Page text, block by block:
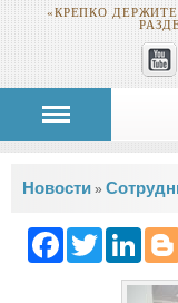
«КРЕПКО
Вы здесь
Новости »